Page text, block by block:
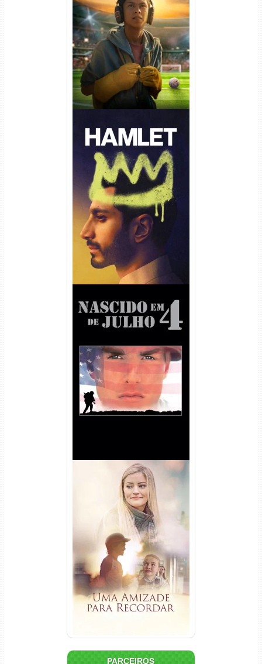
Um Goleiro Muito Improvável
Torrent (2026) WEB-DL 1080p
Dual Áudio
Hamlet Torrent (2026) WEB-
DL 1080p Dual Áudio
Nascido em 4 de Julho
Torrent (1989) WEB-DL 1080p
Dual Áudio
Uma Amizade para Recordar
Torrent (2025) WEB-DL 1080p
Dual Áudio
PARCEIROS